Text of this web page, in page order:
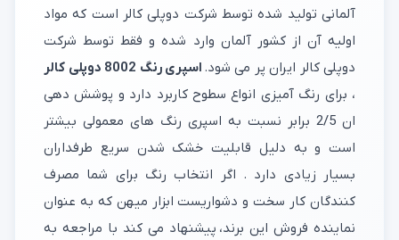
آلمانی تولید شده توسط شرکت دوپلی کالر است که مواد
اولیه آن از کشور آلمان وارد شده و فقط توسط شرکت
دوپلی کالر ایران پر می شود. اسپری رنگ 8002 دوپلی کالر
، برای رنگ آمیزی انواع سطوح کاربرد دارد و پوشش دهی
ان 2/5 برابر نسبت به اسپری رنگ های معمولی بیشتر
است و به دلیل قابلیت خشک شدن سریع طرفداران
بسیار زیادی دارد . اگر انتخاب رنگ برای شما مصرف
کنندگان کار سخت و دشواریست ابزار میهن که به عنوان
نماینده فروش این برند، پیشنهاد می کند با مراجعه به